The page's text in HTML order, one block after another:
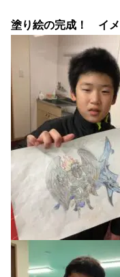
塗り絵の完成！ イメ